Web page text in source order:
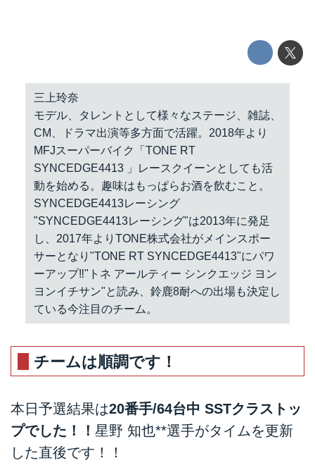
三上玲奈
モデル、タレントとして様々なステージ、雑誌、
CM、ドラマ出演等多方面で活躍。2018年より
MFJスーパーバイク「TONE RT
SYNCEDGE4413 」レースクイーンとしても活
動を始める。趣味はもっぱらお酒を飲むこと。
SYNCEDGE4413レーシング
"SYNCEDGE4413レーシング"は2013年に発足
し、2017年よりTONE株式会社がメインスポー
サーとなり"TONE RT SYNCEDGE4413"にパワ
ーアップ‼︎"トネ アールティー シンクエッジ ヨン
ヨンイチサン"と読み、鈴鹿8耐への出場も決定し
ている今注目のチーム。
チームは順調です！
本日予選結果は20番手/64台中 SSTクラストッ
プでした！！ 星野 知也**選手がタイムを更新
した直後です！！